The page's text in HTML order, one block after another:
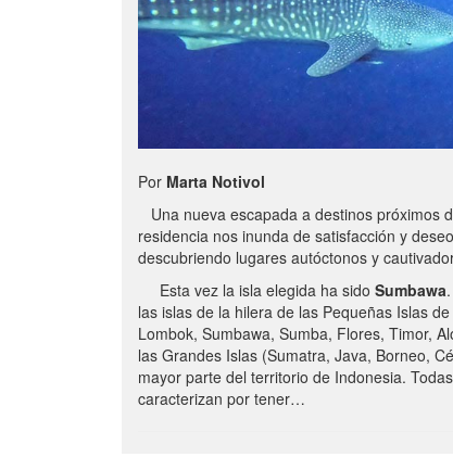
Por Marta Notivol
Una nueva escapada a destinos próximos
residencia nos inunda de satisfacción y
descubriendo lugares autóctonos y
Esta vez la isla elegida ha sido Sumbawa
las islas de la hilera de las Pequeñas Islas
Lombok, Sumbawa, Sumba, Flores, Timor,
las Grandes Islas (Sumatra, Java, Borneo,
mayor parte del territorio de Indonesia.
caracterizan por tener…